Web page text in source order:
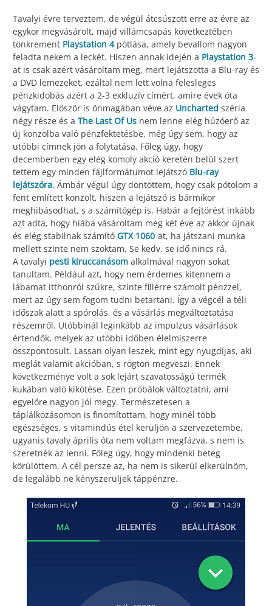
Tavalyi évre terveztem, de végül átcsúszott erre az évre az
egykor megvásárolt, majd villámcsapás következtében
tönkrement Playstation 4pótlása, amely bevallom nagyon
feladta nekem a leckét. Hiszen annak idején a Playstation 3-
at is csak azért vásároltam meg, mert lejátszotta a Blu-ray és
a DVD lemezeket, ezáltal nem lett volna felesleges
pénzkidobás azért a 2-3 exkluzív címért, amire évek óta
vágytam. Először is önmagában véve az Uncharted széria
négy része és a The Last Of Us nem lenne elég húzóerő az
új konzolba való pénzfektetésbe, még úgy sem, hogy az
utóbbi címnek jön a folytatása. Főleg úgy, hogy
decemberben egy elég komoly akció keretén belül szert
tettem egy minden fájlformátumot lejátszó Blu-ray
lejátszóra. Ámbár végül úgy döntöttem, hogy csak pótolom a
fent említett konzolt, hiszen a lejátszó is bármikor
meghibásodhat, s a számítógép is. Habár a fejtörést inkább
azt adta, hogy hiába vásároltam meg két éve az akkor újnak
és elég stabilnak számító GTX 1060-at, ha játszani munka
mellett szinte nem szoktam. Se kedv, se idő nincs rá.
A tavalyi pesti kiruccanásom alkalmával nagyon sokat
tanultam. Például azt, hogy nem érdemes kitennem a
lábamat itthonról szűkre, szinte fillérre számolt pénzzel,
mert az úgy sem fogom tudni betartani. Így a végcél a téli
időszak alatt a spórolás, és a vásárlás megváltoztatása
részemről. Utóbbinál leginkább az impulzus vásárlások
értendők, melyek az utóbbi időben élelmiszerre
összpontosult. Lassan olyan leszek, mint egy nyugdíjas, aki
meglát valamit akcióban, s rögtön megveszi. Ennek
következménye volt a sok lejárt szavatosságú termék
kukában való kikötése. Ezen próbálok változtatni, ami
egyelőre nagyon jól megy. Természetesen a
táplálkozásomon is finomítottam, hogy minél több
egészséges, s vitamindús étel kerüljön a szervezetembe,
ugyanis tavaly április óta nem voltam megfázva, s nem is
szeretnék az lenni. Főleg úgy, hogy mindenki beteg
körülöttem. A cél persze az, ha nem is sikerül elkerülnöm,
de legalább ne kényszerüljek táppénzre.